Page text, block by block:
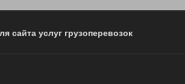
сайта услуг грузоперевозок